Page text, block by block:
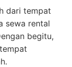
dari tempat
sewa rental
begitu,